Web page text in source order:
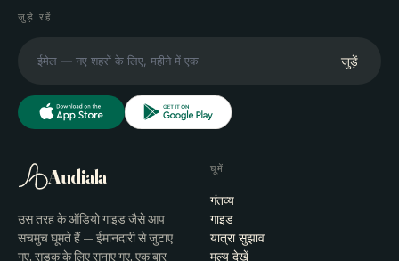
जुड़े रहें
जुड़ें
Audiala
उस तरह के ऑडियो गाइड जैसे आप
सचमुच घूमते हैं — ईमानदारी से जुटाए
गए, सड़क के लिए सुनाए गए, एक बार
घूमें
गंतव्य
गाइड
यात्रा सुझाव
मूल्य देखें